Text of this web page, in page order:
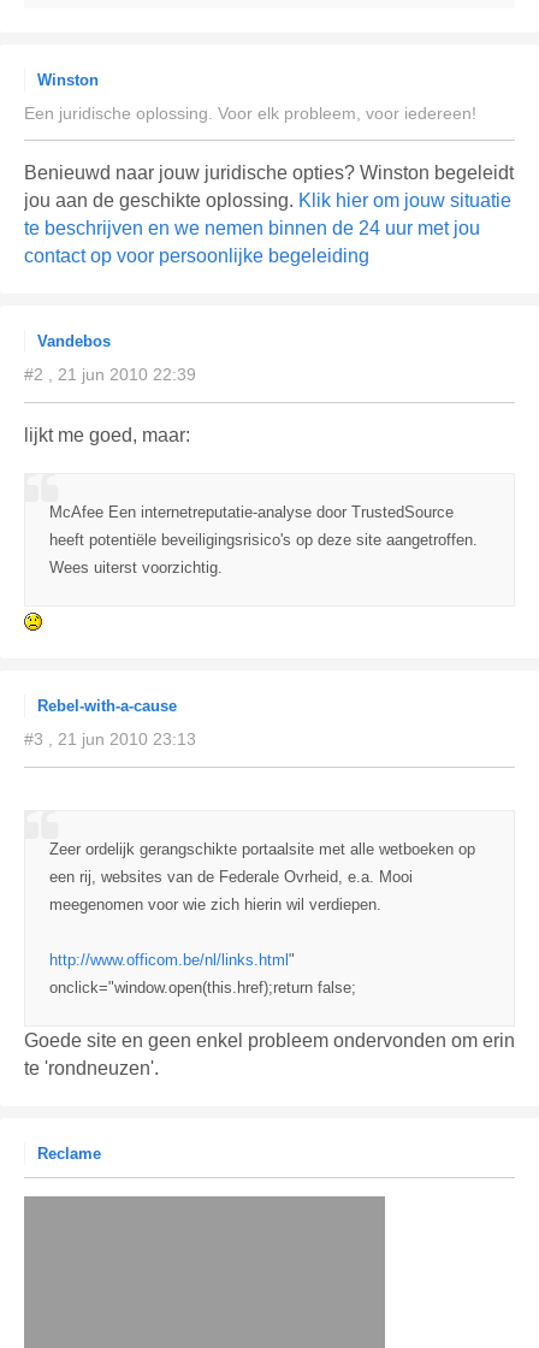
Winston
Een juridische oplossing. Voor elk probleem, voor iedereen!
Benieuwd naar jouw juridische opties? Winston begeleidt
jou aan de geschikte oplossing. Klik hier om jouw situatie
te beschrijven en we nemen binnen de 24 uur met jou
contact op voor persoonlijke begeleiding
Vandebos
#2 , 21 jun 2010 22:39
lijkt me goed, maar:
McAfee Een internetreputatie-analyse door TrustedSource
heeft potentiële beveiligingsrisico's op deze site aangetroffen.
Wees uiterst voorzichtig.
Rebel-with-a-cause
#3 , 21 jun 2010 23:13
Zeer ordelijk gerangschikte portaalsite met alle wetboeken op
een rij, websites van de Federale Ovrheid, e.a. Mooi
meegenomen voor wie zich hierin wil verdiepen.
http://www.officom.be/nl/links.html"
onclick="window.open(this.href);return false;
Goede site en geen enkel probleem ondervonden om erin
te 'rondneuzen'.
Reclame